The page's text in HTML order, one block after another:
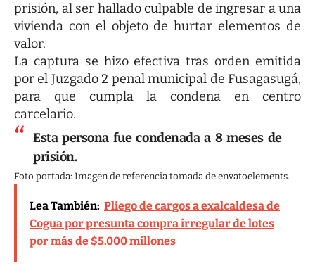
prisión, al ser hallado culpable de ingresar a una
vivienda con el objeto de hurtar elementos de
valor.
La captura se hizo efectiva tras orden emitida
por el Juzgado 2 penal municipal de Fusagasugá,
para que cumpla la condena en centro
carcelario.
Esta persona fue condenada a 8 meses de
prisión.
Foto portada: Imagen de referencia tomada de envatoelements.
Lea También: Pliego de cargos a exalcaldesa de
Cogua por presunta compra irregular de lotes
por más de $5.000 millones